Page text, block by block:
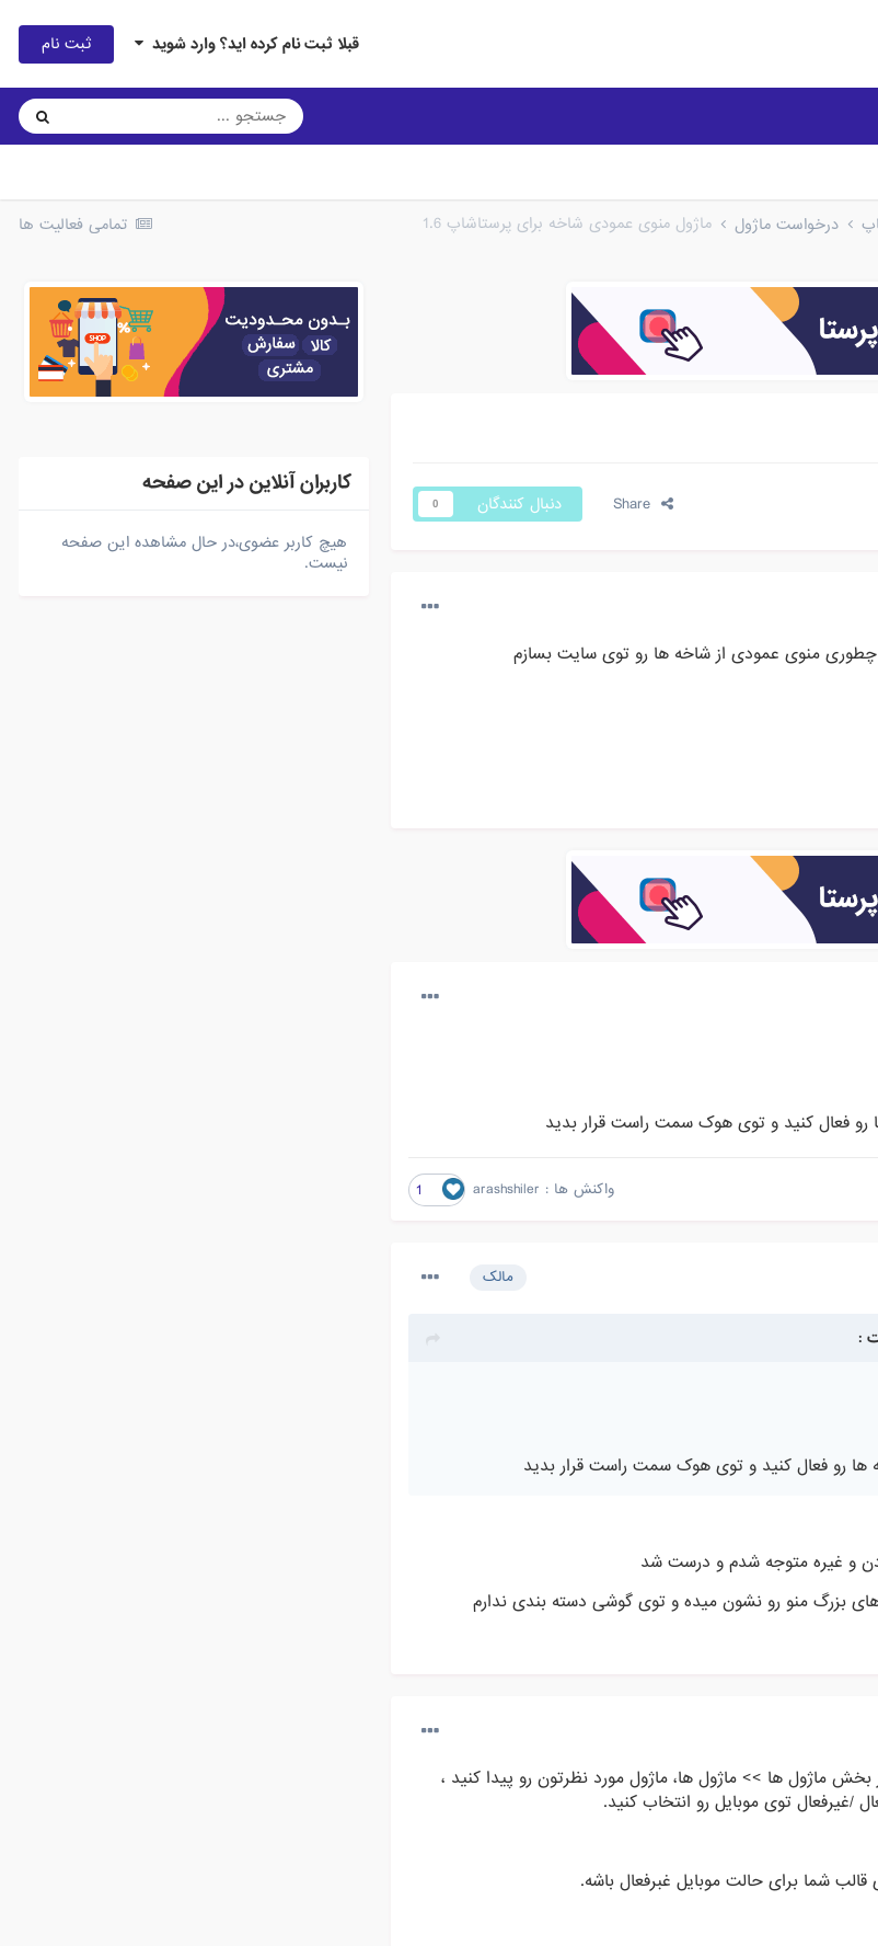
قبلا ثبت نام کرده اید؟ وارد شوید ثبت نام
تمامی فعالیت ها درخواست ماژول ماژول منوی عمودی شاخه برای پرستاشاپ 1.6
دنبال کنندگان 0
منوی عمودی از شاخه ها رو توی سایت بسازم
رو فعال کنید و توی هوک سمت راست قرار بدید
واکنش ها : arashshiler
1
مالک
ها رو فعال کنید و توی هوک سمت راست قرار بدید
و غیره متوجه شدم و درست شد
بزرگ منو رو نشون میده و توی گوشی دسته بندی ندارم
ماژول ها >> ماژول ها، ماژول مورد نظرتون رو پیدا کنید ،
/غیرفعال توی موبایل رو انتخاب کنید.
شما برای حالت موبایل غبرفعال باشه.
کاربران آنلاین در این صفحه
هیچ کاربر عضوی،در حال مشاهده این صفحه
نیست.